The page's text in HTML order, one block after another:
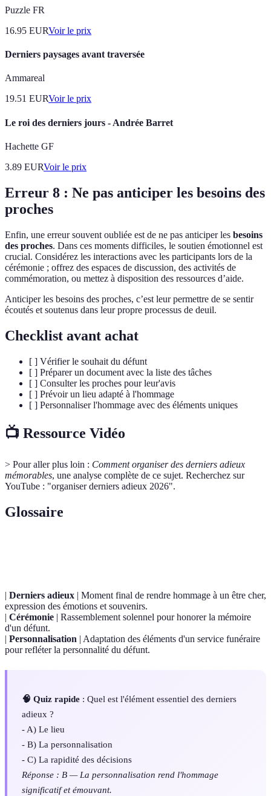
Puzzle FR
16.95 EURVoir le prix
Derniers paysages avant traversée
Ammareal
19.51 EURVoir le prix
Le roi des derniers jours - Andrée Barret
Hachette GF
3.89 EURVoir le prix
Erreur 8 : Ne pas anticiper les besoins des
proches
Enfin, une erreur souvent oubliée est de ne pas anticiper les besoins
des proches. Dans ces moments difficiles, le soutien émotionnel est
crucial. Considérez les interactions avec les participants lors de la
cérémonie ; offrez des espaces de discussion, des activités de
commémoration, ou mettez à disposition des ressources d’aide.
Anticiper les besoins des proches, c’est leur permettre de se sentir
écoutés et soutenus dans leur propre processus de deuil.
Checklist avant achat
[ ] Vérifier le souhait du défunt
[ ] Préparer un document avec la liste des tâches
[ ] Consulter les proches pour leur'avis
[ ] Prévoir un lieu adapté à l'hommage
[ ] Personnaliser l'hommage avec des éléments uniques
📺 Ressource Vidéo
> Pour aller plus loin : Comment organiser des derniers adieux
mémorables, une analyse complète de ce sujet. Recherchez sur
YouTube : "organiser derniers adieux 2026".
Glossaire
| Derniers adieux | Moment final de rendre hommage à un être cher,
expression des émotions et souvenirs.
| Cérémonie | Rassemblement solennel pour honorer la mémoire
d'un défunt.
| Personnalisation | Adaptation des éléments d'un service funéraire
pour refléter la personnalité du défunt.
🧠 Quiz rapide : Quel est l'élément essentiel des derniers
adieux ?
- A) Le lieu
- B) La personnalisation
- C) La rapidité des décisions
Réponse : B — La personnalisation rend l'hommage
significatif et émouvant.